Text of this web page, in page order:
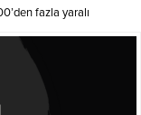
fazla yaralı